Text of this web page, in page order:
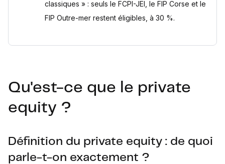
classiques » : seuls le FCPI-JEI, le FIP Corse et le
FIP Outre-mer restent éligibles, à 30 %.
Qu'est-ce que le private
equity ?
Définition du private equity : de quoi
parle-t-on exactement ?